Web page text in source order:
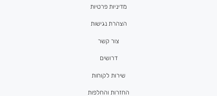
מדיניות פרטיות
הצהרת נגישות
צור קשר
דרושים
שירות לקוחות
החזרות והחלפות